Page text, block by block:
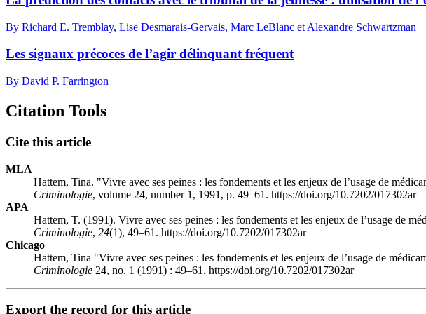
By Richard E. Tremblay, Lise Desmarais-Gervais, Marc LeBlanc et Alexandre Schwartzman
Les signaux précoces de l’agir délinquant fréquent
By David P. Farrington
Citation Tools
Cite this article
MLA
Hattem, Tina. "Vivre avec ses peines : les fondements et les enjeux de l’usage de
Criminologie, volume 24, number 1, 1991, p. 49–61. https://doi.org/10.7202/017302ar
APA
Hattem, T. (1991). Vivre avec ses peines : les fondements et les enjeux de l’usage de
Criminologie, 24(1), 49–61. https://doi.org/10.7202/017302ar
Chicago
Hattem, Tina "Vivre avec ses peines : les fondements et les enjeux de l’usage de
Criminologie 24, no. 1 (1991) : 49–61. https://doi.org/10.7202/017302ar
Export the record for this article